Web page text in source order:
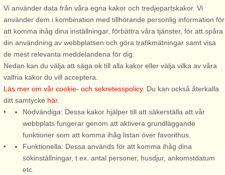
Enköping
4 personer, 75 m²
3,7 km till sjö/hav:.
Välkomna till denna mysiga
sommarstuga i naturskön
lantlig miljö i Åkerby, bara en
kort bit utanför Enköping.
Perfekt boendet för er som vill
varva ner och njuta av den
svenska sommaren i en lugn
Enköping
4 personer, 75 m²
röda stuga med vita knutar
belägen i Enköping, strax
utanför Örsundsbro, på
grönskade och rogivande tomt.
Ett perfekt boende för er som
Vi använder data från våra egna kakor och tredjepartskakor. Vi
använder dem i kombination med tillhörande personlig information för
att komma ihåg dina inställningar, förbättra våra tjänster, för att spåra
din användning av webbplatsen och göra trafikmätningar samt visa
de mest relevanta meddelandena för dig.
Nedan kan du välja att säga ok till alla kakor eller välja vilka av våra
valfria kakor du vill acceptera.
Läs mer om vår cookie- och sekretesspolicy. Du kan också återkalla
ditt samtycke här.
Nödvändiga: Dessa kakor hjälper till att säkerställa att vår
webbplats fungerar genom att aktivera grundläggande
funktioner som att komma ihåg listan över favorithus.
Funktionella: Dessa används för att komma ihåg dina
sökinställningar, t.ex. antal personer, husdjur, ankomstdatum
etc.